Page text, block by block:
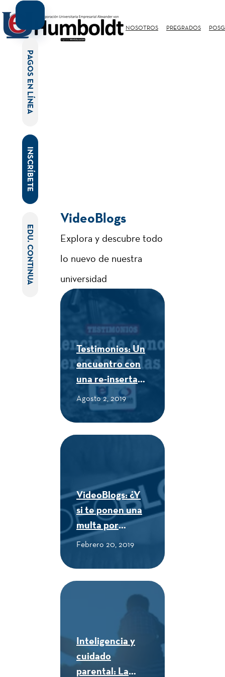
NOSOTROS PREGRADOS
VideoBlogs
Explora y descubre todo
lo nuevo de nuestra
universidad
Testimonios: Un
encuentro con
una re-insertada
de las FARC -
CUE Alexander
von Humboldt
Agosto 2, 2019
VideoBlogs: ¿Y
si te ponen una
multa por
comprar
calle? - CUE
Febrero 20, 2019
Inteligencia y
cuidado
parental: La
PAGOS EN LÍNEA
INSCRÍBETE
EDU. CONTINUA